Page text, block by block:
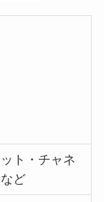
ト・チャネ
ど